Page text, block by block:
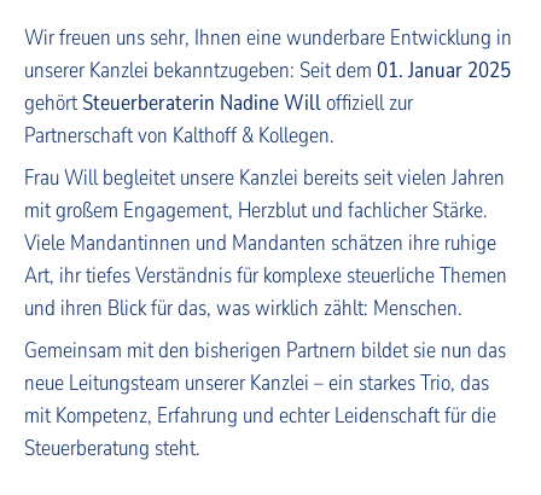
Wir freuen uns sehr, Ihnen eine wunderbare Entwicklung in
unserer Kanzlei bekanntzugeben: Seit dem 01. Januar 2025
gehörtSteuerberaterin Nadine Willoffiziell zur
Partnerschaft von Kalthoff & Kollegen.
Frau Will begleitet unsere Kanzlei bereits seit vielen Jahren
mit großem Engagement, Herzblut und fachlicher Stärke.
Viele Mandantinnen und Mandanten schätzen ihre ruhige
Art, ihr tiefes Verständnis für komplexe steuerliche Themen
und ihren Blick für das, was wirklich zählt: Menschen.
Gemeinsam mit den bisherigen Partnern bildet sie nun das
neue Leitungsteam unserer Kanzlei – ein starkes Trio, das
mit Kompetenz, Erfahrung und echter Leidenschaft für die
Steuerberatung steht.